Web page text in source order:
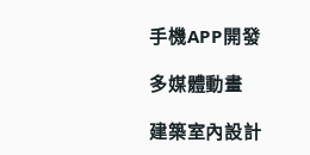
視覺設計
網頁設計
窩課推薦給您
手機APP開發
多媒體動畫
建築室內設計